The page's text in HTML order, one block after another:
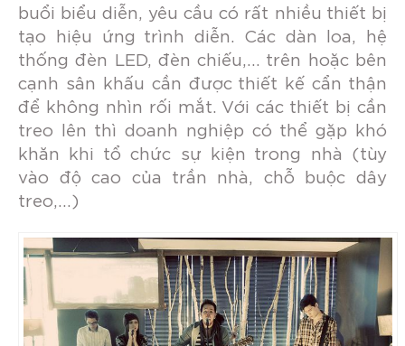
buổi biểu diễn, yêu cầu có rất nhiều thiết bị
tạo hiệu ứng trình diễn. Các dàn loa, hệ
thống đèn LED, đèn chiếu,… trên hoặc bên
cạnh sân khấu cần được thiết kế cẩn thận
để không nhìn rối mắt. Với các thiết bị cần
treo lên thì doanh nghiệp có thể gặp khó
khăn khi tổ chức sự kiện trong nhà (tùy
vào độ cao của trần nhà, chỗ buộc dây
treo,…)